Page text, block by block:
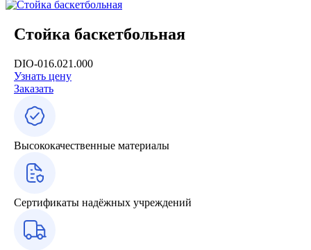
Стойка баскетбольная
DIO-016.021.000
Узнать цену
Заказать
Высококачественные материалы
Сертификаты надёжных учреждений